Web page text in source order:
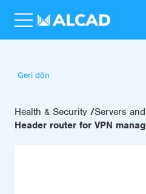
Geri dön
Health & Security Servers
Header router for VPN